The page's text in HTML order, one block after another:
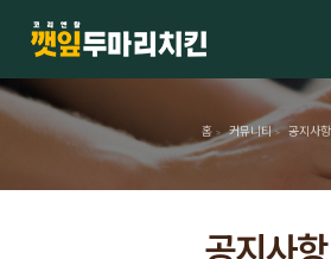
홈 > 커뮤니티 > 공지사항
공지사항